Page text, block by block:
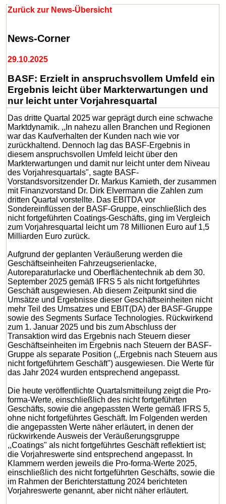
Zurück zur News-Übersicht
News-Corner
29.10.2025
BASF: Erzielt in anspruchsvollem Umfeld ein
Ergebnis leicht über Markterwartungen und
nur leicht unter Vorjahresquartal
Das dritte Quartal 2025 war geprägt durch eine schwache
Marktdynamik. ,,In nahezu allen Branchen und Regionen
war das Kaufverhalten der Kunden nach wie vor
zurückhaltend. Dennoch lag das BASF-Ergebnis in
diesem anspruchsvollen Umfeld leicht über den
Markterwartungen und damit nur leicht unter dem Niveau
des Vorjahresquartals", sagte BASF-
Vorstandsvorsitzender Dr. Markus Kamieth, der zusammen
mit Finanzvorstand Dr. Dirk Elvermann die Zahlen zum
dritten Quartal vorstellte. Das EBITDA vor
Sondereinflüssen der BASF-Gruppe, einschließlich des
nicht fortgeführten Coatings-Geschäfts, ging im Vergleich
zum Vorjahresquartal leicht um 78 Millionen Euro auf 1,5
Milliarden Euro zurück.
Aufgrund der geplanten Veräußerung werden die
Geschäftseinheiten Fahrzeugserienlacke,
Autoreparaturlacke und Oberflächentechnik ab dem 30.
September 2025 gemäß IFRS 5 als nicht fortgeführtes
Geschäft ausgewiesen. Ab diesem Zeitpunkt sind die
Umsätze und Ergebnisse dieser Geschäftseinheiten nicht
mehr Teil des Umsatzes und EBIT(DA) der BASF-Gruppe
sowie des Segments Surface Technologies. Rückwirkend
zum 1. Januar 2025 und bis zum Abschluss der
Transaktion wird das Ergebnis nach Steuern dieser
Geschäftseinheiten im Ergebnis nach Steuern der BASF-
Gruppe als separate Position (,,Ergebnis nach Steuern aus
nicht fortgeführtem Geschäft") ausgewiesen. Die Werte für
das Jahr 2024 wurden entsprechend angepasst.
Die heute veröffentlichte Quartalsmitteilung zeigt die Pro-
forma-Werte, einschließlich des nicht fortgeführten
Geschäfts, sowie die angepassten Werte gemäß IFRS 5,
ohne nicht fortgeführtes Geschäft. Im Folgenden werden
die angepassten Werte näher erläutert, in denen der
rückwirkende Ausweis der Veräußerungsgruppe
,,Coatings" als nicht fortgeführtes Geschäft reflektiert ist;
die Vorjahreswerte sind entsprechend angepasst. In
Klammern werden jeweils die Pro-forma-Werte 2025,
einschließlich des nicht fortgeführten Geschäfts, sowie die
im Rahmen der Berichterstattung 2024 berichteten
Vorjahreswerte genannt, aber nicht näher erläutert.